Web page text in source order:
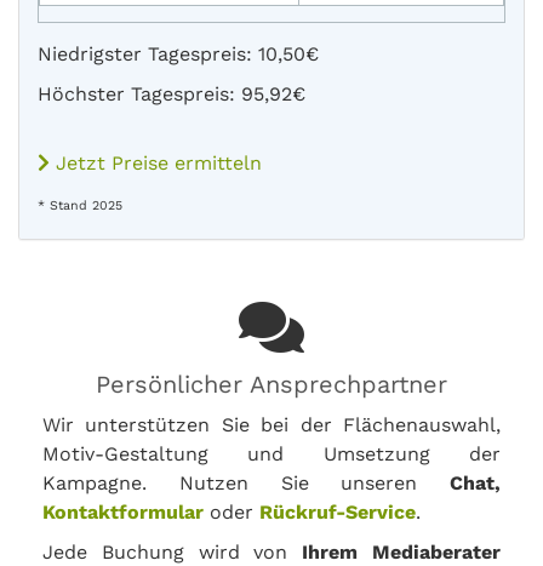
Niedrigster Tagespreis: 10,50€
Höchster Tagespreis: 95,92€
Jetzt Preise ermitteln
* Stand 2025
Persönlicher Ansprechpartner
Wir unterstützen Sie bei der Flächenauswahl,
Motiv-Gestaltung und Umsetzung der
Kampagne. Nutzen Sie unseren Chat,
Kontaktformular oder Rückruf-Service.
Jede Buchung wird von Ihrem Mediaberater